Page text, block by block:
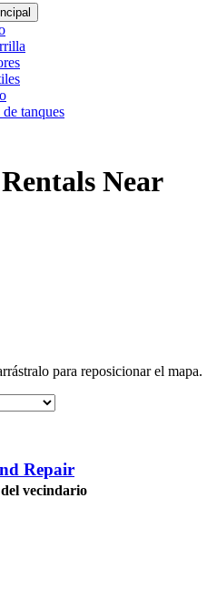
tanques
Near
para reposicionar el mapa.
Repair
vecindario